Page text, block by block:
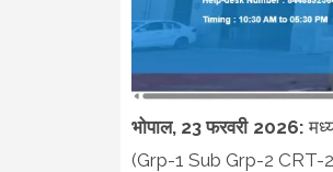
भोपाल, 23 फरवरी 2026:
(Grp-1 Sub Grp-2 CRT-